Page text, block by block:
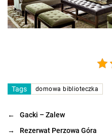
Tags domowa biblioteczka
←
Gacki – Zalew
→
Rezerwat Perzowa Góra